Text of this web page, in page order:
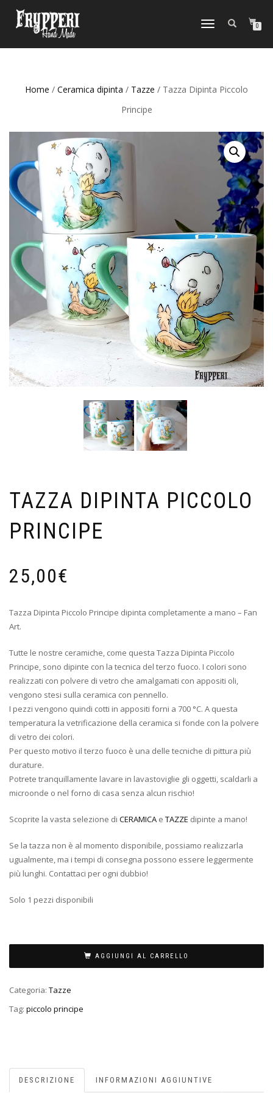
NAVIGAZIONE
0
Home / Ceramica dipinta / Tazze / Tazza Dipinta Piccolo
Principe
TAZZA DIPINTA PICCOLO
PRINCIPE
25,00€
Tazza Dipinta Piccolo Principe dipinta completamente a mano – Fan
Art.
Tutte le nostre ceramiche, come questa Tazza Dipinta Piccolo
Principe, sono dipinte con la tecnica del terzo fuoco. I colori sono
realizzati con polvere di vetro che amalgamati con appositi oli,
vengono stesi sulla ceramica con pennello.
I pezzi vengono quindi cotti in appositi forni a 700 °C. A questa
temperatura la vetrificazione della ceramica si fonde con la polvere
di vetro dei colori.
Per questo motivo il terzo fuoco è una delle tecniche di pittura più
durature.
Potrete tranquillamente lavare in lavastoviglie gli oggetti, scaldarli a
microonde o nel forno di casa senza alcun rischio!
Scoprite la vasta selezione di CERAMICA e TAZZE dipinte a mano!
Se la tazza non è al momento disponibile, possiamo realizzarla
ugualmente, ma i tempi di consegna possono essere leggermente
più lunghi. Contattaci per ogni dubbio!
Solo 1 pezzi disponibili
AGGIUNGI AL CARRELLO
Categoria: Tazze
Tag: piccolo principe
DESCRIZIONE INFORMAZIONI AGGIUNTIVE